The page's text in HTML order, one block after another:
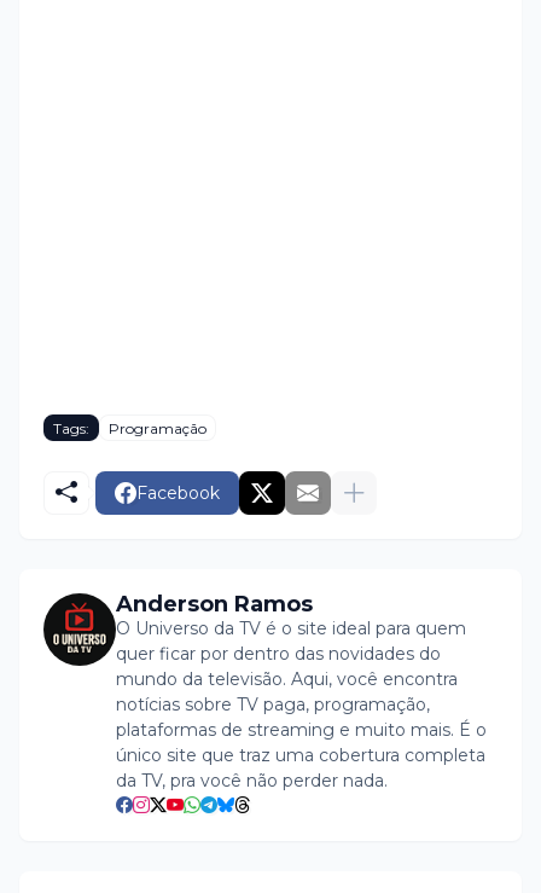
Tags: Programação
Facebook
Anderson Ramos
O Universo da TV é o site ideal para quem
quer ficar por dentro das novidades do
mundo da televisão. Aqui, você encontra
notícias sobre TV paga, programação,
plataformas de streaming e muito mais. É o
único site que traz uma cobertura completa
da TV, pra você não perder nada.